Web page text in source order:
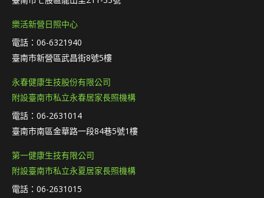
樂活新營日照中心
電話：06-6321940
臺南市新營區武昌街8號5樓
永春健康生技股份有限公司
附設臺南市私立永春居家長照機構
電話：06-2631014
臺南市南區金華路一段84巷5號1樓
第一健康生技有限公司
附設臺南市私立永夏居家長照機構
電話：06-2631015